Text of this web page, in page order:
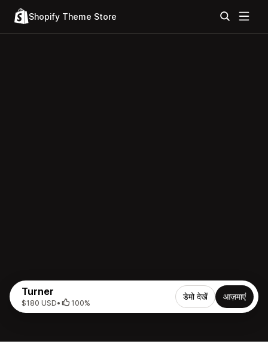
Shopify Theme Store
Turner
$180 USD• 100%
डेमो देखें आज़माएं